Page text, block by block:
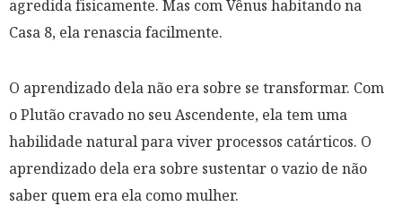
agredida fisicamente. Mas com Vênus habitando na
Casa 8, ela renascia facilmente.
O aprendizado dela não era sobre se transformar. Com
o Plutão cravado no seu Ascendente, ela tem uma
habilidade natural para viver processos catárticos. O
aprendizado dela era sobre sustentar o vazio de não
saber quem era ela como mulher.